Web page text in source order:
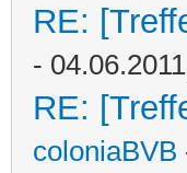
RE:
-
RE:
coloniaBVB